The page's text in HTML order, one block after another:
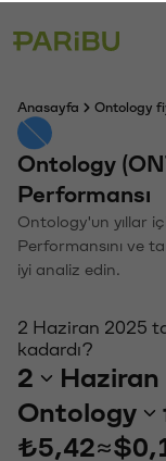
Anasayfa Ontology
Ontology
Performansı
Ontology'un yıllar
Performansını ve
iyi analiz edin.
2 Haziran 2025
kadardı?
2 Haziran
Ontology
₺5,42≈